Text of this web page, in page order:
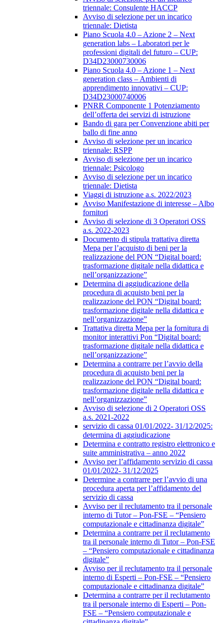
triennale: Consulente HACCP
Avviso di selezione per un incarico
triennale: Dietista
Piano Scuola 4.0 – Azione 2 – Next
generation labs – Laboratori per le
professioni digitali del futuro – CUP:
D34D23000730006
Piano Scuola 4.0 – Azione 1 – Next
generation class – Ambienti di
apprendimento innovativi – CUP:
D34D23000740006
PNRR Componente 1 Potenziamento
dell’offerta dei servizi di istruzione
Bando di gara per Convenzione abiti per
ballo di fine anno
Avviso di selezione per un incarico
triennale: RSPP
Avviso di selezione per un incarico
triennale: Psicologo
Avviso di selezione per un incarico
triennale: Dietista
Viaggi di istruzione a.s. 2022/2023
Avviso Manifestazione di interesse – Albo
fornitori
Avviso di selezione di 3 Operatori OSS
a.s. 2022-2023
Documento di stipula trattativa diretta
Mepa per l’acquisto di beni per la
realizzazione del PON “Digital board:
trasformazione digitale nella didattica e
nell’organizzazione”
Determina di aggiudicazione della
procedura di acquisto beni per la
realizzazione del PON “Digital board:
trasformazione digitale nella didattica e
nell’organizzazione”
Trattativa diretta Mepa per la fornitura di
monitor interattivi Pon “Digital board:
trasformazione digitale nella didattica e
nell’organizzazione”
Determina a contrarre per l’avvio della
procedura di acquisto beni per la
realizzazione del PON “Digital board:
trasformazione digitale nella didattica e
nell’organizzazione”
Avviso di selezione di 2 Operatori OSS
a.s. 2021-2022
servizio di cassa 01/01/2022- 31/12/2025:
determina di aggiudicazione
Determina e contratto registro elettronico e
suite amministrativa – anno 2022
Avviso per l’affidamento servizio di cassa
01/01/2022- 31/12/2025
Determine a contrarre per l’avvio di una
procedura aperta per l’affidamento del
servizio di cassa
Avviso per il reclutamento tra il personale
interno di Tutor – Pon-FSE – “Pensiero
computazionale e cittadinanza digitale”
Determina a contrarre per il reclutamento
tra il personale interno di Tutor – Pon-FSE
– “Pensiero computazionale e cittadinanza
digitale”
Avviso per il reclutamento tra il personale
interno di Esperti – Pon-FSE – “Pensiero
computazionale e cittadinanza digitale”
Determina a contrarre per il reclutamento
tra il personale interno di Esperti – Pon-
FSE – “Pensiero computazionale e